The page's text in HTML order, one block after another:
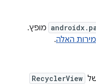
מופץ.
האלה.
RecyclerView